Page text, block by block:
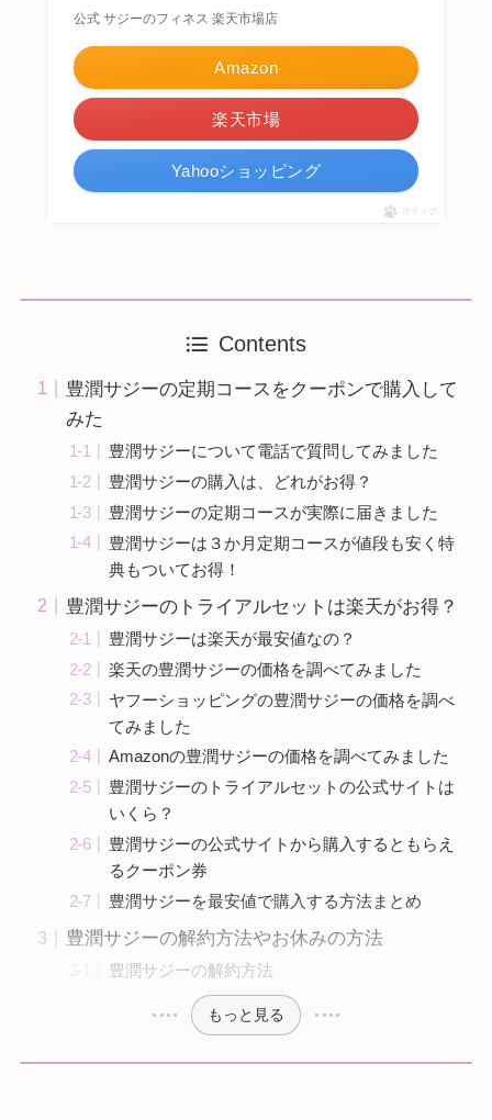
公式 サジーのフィネス 楽天市場店
Amazon
楽天市場
Yahooショッピング
ポチップ
Contents
豊潤サジーの定期コースをクーポンで購入して
みた
豊潤サジーについて電話で質問してみました
豊潤サジーの購入は、どれがお得？
豊潤サジーの定期コースが実際に届きました
豊潤サジーは３か月定期コースが値段も安く特
典もついてお得！
豊潤サジーのトライアルセットは楽天がお得？
豊潤サジーは楽天が最安値なの？
楽天の豊潤サジーの価格を調べてみました
ヤフーショッピングの豊潤サジーの価格を調べ
てみました
Amazonの豊潤サジーの価格を調べてみました
豊潤サジーのトライアルセットの公式サイトは
いくら？
豊潤サジーの公式サイトから購入するともらえ
るクーポン券
豊潤サジーを最安値で購入する方法まとめ
豊潤サジーの解約方法やお休みの方法
豊潤サジーの解約方法
もっと見る